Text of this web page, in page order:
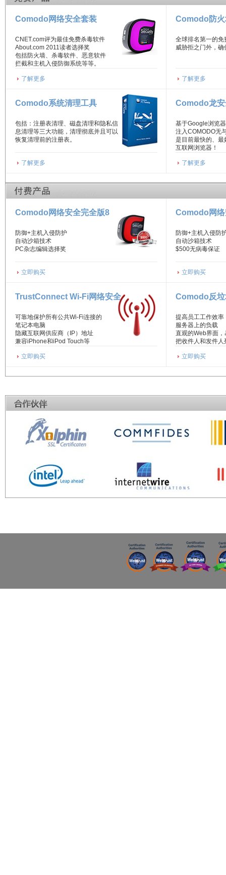
Comodo网络安全套装
CNET.com评为最佳免费杀毒软件
About.com 2011读者选择奖
包括防火墙、杀毒软件、恶意软件
拦截和主机入侵防御系统等等。
了解更多
Comodo防
全球排名第一的
威胁拒之门外，
了解更多
Comodo系统清理工具
包括：注册表清理、磁盘清理和隐私信
息清理等三大功能，清理彻底并且可以
恢复清理前的注册表。
了解更多
Comodo龙安
基于Google浏览
注入COMODO无
是目前最快的、最
互联网浏览器！
了解更多
Comodo网络安全完全版8
防御+主机入侵防护
自动沙箱技术
PC杂志编辑选择奖
立即购买
Comodo网
防御+主机入侵防
自动沙箱技术
$500无病毒保证
立即购买
TrustConnect Wi-Fi网络安全
可靠地保护所有公共Wi-Fi连接的
笔记本电脑
隐藏互联网供应商（IP）地址
兼容iPhone和iPod Touch等
立即购买
Comodo反垃
提高员工工作效
服务器上的负载
直观的Web界面
把收件人和发件
立即购买